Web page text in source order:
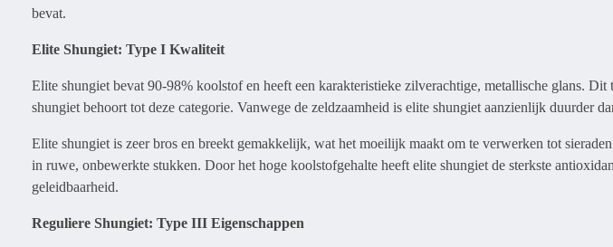
bevat.
Elite Shungiet: Type I Kwaliteit
Elite shungiet bevat 90-98% koolstof en heeft een karakteristieke zilverachtige, metallische glans.
shungiet behoort tot deze categorie. Vanwege de zeldzaamheid is elite shungiet aanzienlijk duurder
Elite shungiet is zeer bros en breekt gemakkelijk, wat het moeilijk maakt om te verwerken tot
in ruwe, onbewerkte stukken. Door het hoge koolstofgehalte heeft elite shungiet de sterkste
geleidbaarheid.
Reguliere Shungiet: Type III Eigenschappen